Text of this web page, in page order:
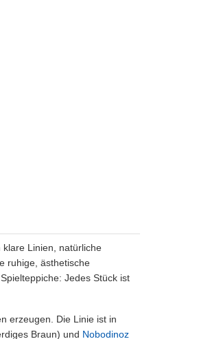
Linien, natürliche
ruhige, ästhetische
Jedes Stück ist
erzeugen. Die Linie ist in
Braun) und Nobodinoz